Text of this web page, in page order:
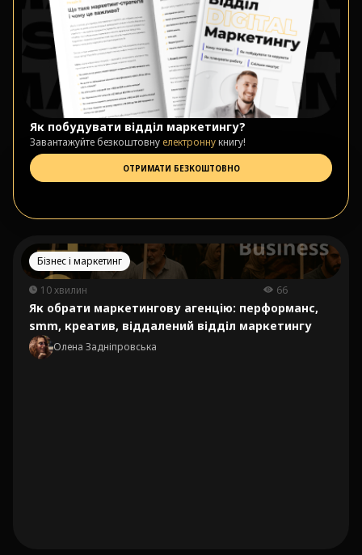
Бізнес і маркетинг
10 хвилин 66
Як обрати маркетингову агенцію: перформанс,
smm, креатив, віддалений відділ маркетингу
Олена Задніпровська
Як побудувати відділ маркетингу?
Завантажуйте безкоштовну електроннукнигу!
ОТРИМАТИ БЕЗКОШТОВНО